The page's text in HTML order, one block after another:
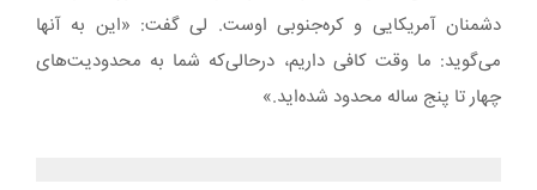
دشمنان آمریکایی و کره‌جنوبی اوست. لی گفت: «این به آنها
می‌گوید: ما وقت کافی داریم، درحالی‌که شما به محدودیت‌های
چهار تا پنج ساله محدود شده‌اید.»